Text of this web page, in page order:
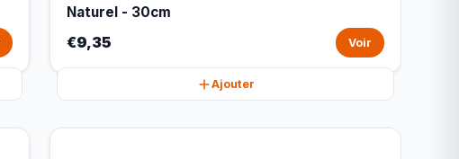
Naturel - 30cm
€9,35 Voir
Ajouter